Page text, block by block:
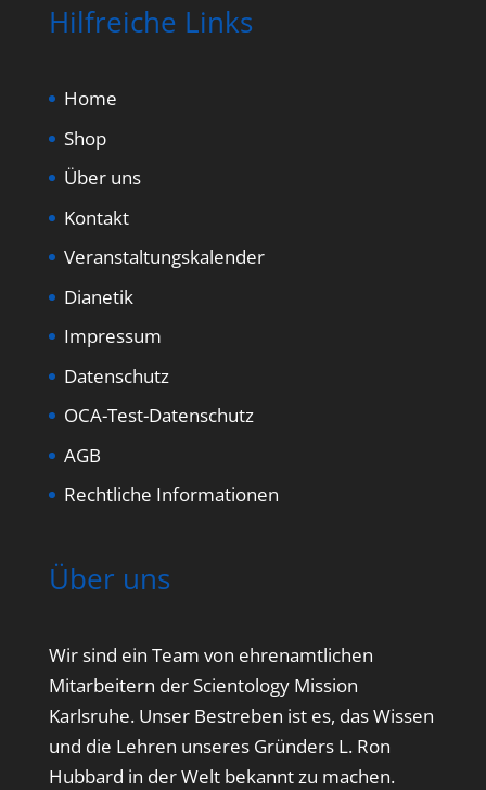
Hilfreiche Links
Home
Shop
Über uns
Kontakt
Veranstaltungskalender
Dianetik
Impressum
Datenschutz
OCA-Test-Datenschutz
AGB
Rechtliche Informationen
Über uns
Wir sind ein Team von ehrenamtlichen
Mitarbeitern der Scientology Mission
Karlsruhe. Unser Bestreben ist es, das Wissen
und die Lehren unseres Gründers L. Ron
Hubbard in der Welt bekannt zu machen.